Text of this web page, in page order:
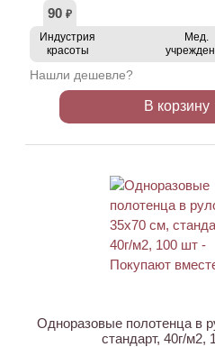
90 ₽
Индустрия
красоты
Мед.
Нашли дешевле?
В корзину
Одноразовые полотенца в
стандарт, 40г/м2,